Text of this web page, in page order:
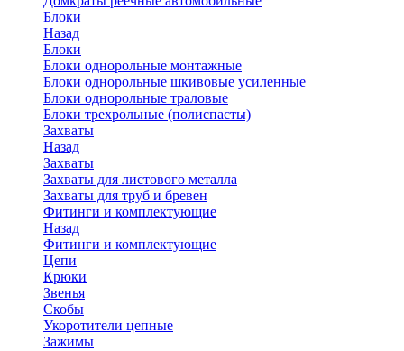
Блоки
Назад
Блоки
Блоки однорольные монтажные
Блоки однорольные шкивовые усиленные
Блоки однорольные траловые
Блоки трехрольные (полиспасты)
Захваты
Назад
Захваты
Захваты для листового металла
Захваты для труб и бревен
Фитинги и комплектующие
Назад
Фитинги и комплектующие
Цепи
Крюки
Звенья
Скобы
Укоротители цепные
Зажимы